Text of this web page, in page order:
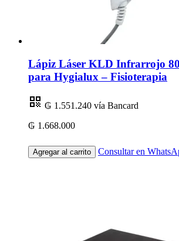
Lápiz Láser KLD Infrarrojo
para Hygialux – Fisioterapia
₲ 1.551.240 vía Bancard
₲ 1.668.000
Agregar al carrito Consultar en